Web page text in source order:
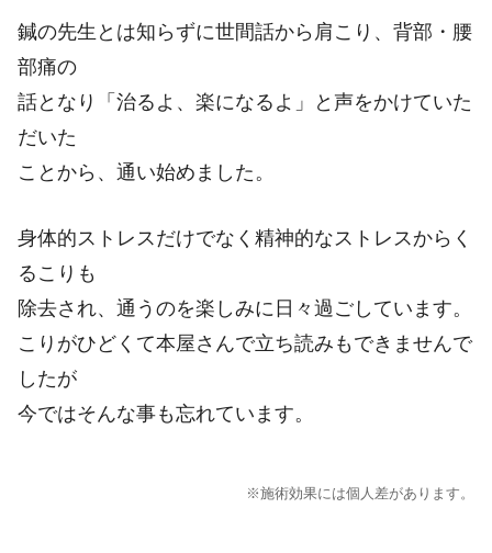
鍼の先生とは知らずに世間話から肩こり、背部・腰
部痛の
話となり「治るよ、楽になるよ」と声をかけていた
だいた
ことから、通い始めました。
身体的ストレスだけでなく精神的なストレスからく
るこりも
除去され、通うのを楽しみに日々過ごしています。
こりがひどくて本屋さんで立ち読みもできませんで
したが
今ではそんな事も忘れています。
※施術効果には個人差があります。